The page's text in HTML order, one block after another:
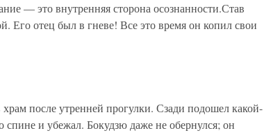
— это внутренняя сторона осознанности.Став
Его отец был в гневе! Все это время он копил свои
после утренней прогулки. Сзади подошел какой-
спине и убежал. Бокудзю даже не обернулся; он